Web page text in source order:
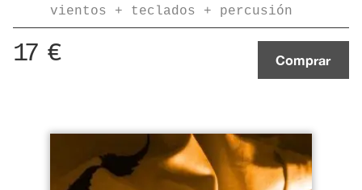
vientos + teclados + percusión
17 € Comprar